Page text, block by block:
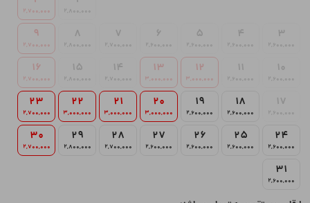
2,800,000
2,700,000
3
2,600,000
4
2,600,000
5
2,600,000
6
2,600,000
7
2,700,000
8
2,800,000
9
2,700,000
10
2,600,000
11
2,600,000
12
3,000,000
13
3,000,000
14
2,700,000
15
2,800,000
16
2,700,000
17
2,600,000
18
2,600,000
19
2,600,000
20
3,000,000
21
3,000,000
22
3,000,000
23
2,700,000
24
2,600,000
25
2,600,000
26
2,600,000
27
2,600,000
28
2,700,000
29
2,800,000
30
2,700,000
31
2,600,000